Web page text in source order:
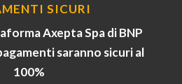
SICURI
Axepta Spa di BNP
saranno sicuri al
100%